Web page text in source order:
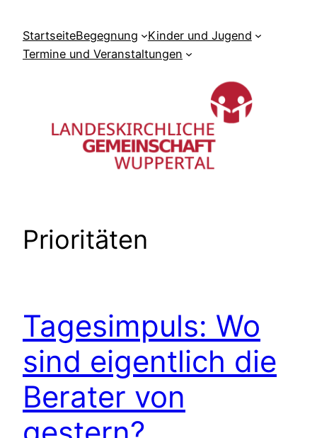
Inhalt
springen
StartseiteBegegnung
Kinder und Jugend
Termine und Veranstaltungen
Prioritäten
Tagesimpuls: Wo
sind eigentlich die
Berater von